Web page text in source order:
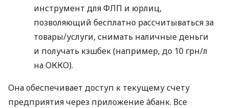
инструмент для ФЛП и юрлиц,
позволяющий бесплатно рассчитываться за
товары/услуги, снимать наличные деньги
и получать кэшбек (например, до 10 грн/л
на ОККО).
Она обеспечивает доступ к текущему счету
предприятия через приложение àбанк. Все